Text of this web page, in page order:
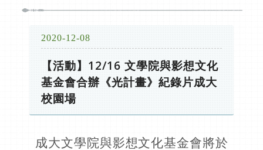
2020-12-08
【活動】12/16 文學院與影想文化
基金會合辦《光計畫》紀錄片成大
校園場
成大文學院與影想文化基金會將於